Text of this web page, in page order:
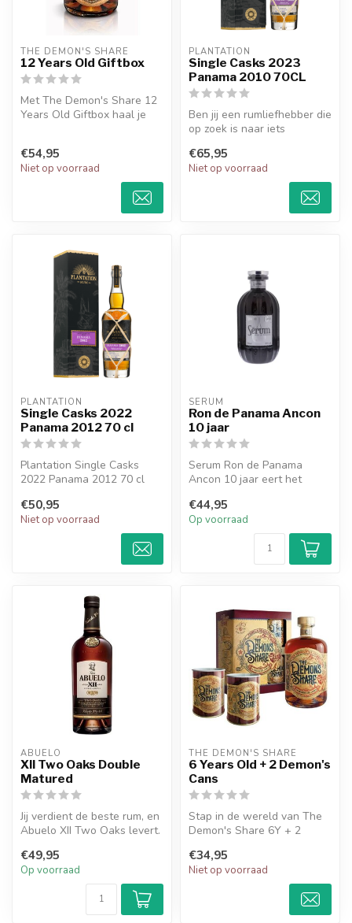
THE DEMON'S SHARE
12 Years Old Giftbox
Met The Demon's Share 12
Years Old Giftbox haal je
€54,95
Niet op voorraad
PLANTATION
Single Casks 2023
Panama 2010 70CL
Ben jij een rumliefhebber die
op zoek is naar iets
kennis me...
€65,95
Niet op voorraad
PLANTATION
Single Casks 2022
Panama 2012 70 cl
Plantation Single Casks
2022 Panama 2012 70 cl
€50,95
Niet op voorraad
SERUM
Ron de Panama Ancon
10 jaar
Serum Ron de Panama
Ancon 10 jaar eert het
tonen van vani...
€44,95
Op voorraad
ABUELO
XII Two Oaks Double
Matured
Jij verdient de beste rum, en
Abuelo XII Two Oaks levert.
€49,95
Op voorraad
THE DEMON'S SHARE
6 Years Old + 2 Demon's
Cans
Stap in de wereld van The
Demon's Share 6Y + 2
ontdek ee...
€34,95
Niet op voorraad